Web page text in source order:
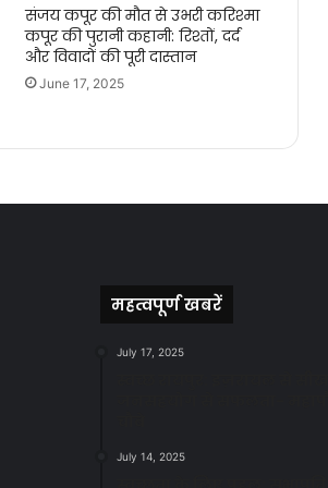
संजय कपूर की मौत से उभरी करिश्मा
कपूर की पुरानी कहानी: रिश्तों, दर्द
और विवादों की पूरी दास्तान
June 17, 2025
महत्वपूर्ण खबरें
July 17, 2025
July 14, 2025